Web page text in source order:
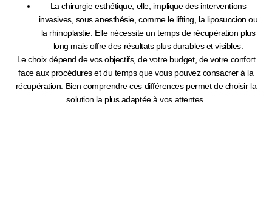
Lachirurgie esthétique, elle, implique des interventions
invasives, sous anesthésie, comme le lifting, la liposuccion ou
la rhinoplastie. Elle nécessite un temps de récupération plus
long mais offre des résultats plus durables et visibles.
Le choix dépend de vos objectifs, de votre budget, de votre confort
face aux procédures et du temps que vous pouvez consacrer à la
récupération. Bien comprendre ces différences permet de choisir la
solution la plus adaptée à vos attentes.